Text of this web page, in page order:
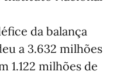
da balança
a 3.632 milhões
1.122 milhões de